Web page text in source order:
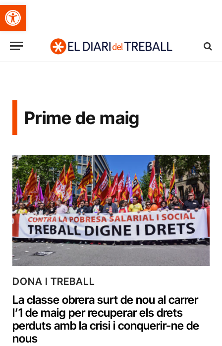
Obre la barra d'eines
Prime de maig
DONA I TREBALL
La classe obrera surt de nou al carrer
l’1 de maig per recuperar els drets
perduts amb la crisi i conquerir-ne de
nous